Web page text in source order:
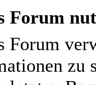
Forum
Forum
zu